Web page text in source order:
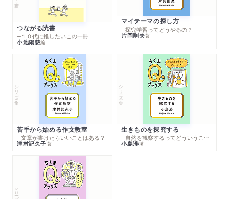
つながる読書
─１０代に推したいこの一冊
小池陽慈編
マイテーマの探し方
─探究学習ってどうやるの？
片岡則夫著
シリーズ・全集
苦手から始める作文教室
─文章が書けたらいいことはある？
津村記久子著
シリーズ・全集
生きものを探究する
─自然を観察するってどういうこと？
小島渉著
シリーズ・全集